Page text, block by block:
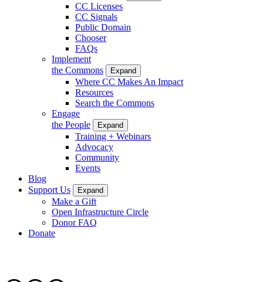
CC Licenses
CC Signals
Public Domain
Chooser
FAQs
Implement
the Commons
Expand
Where CC Makes An Impact
Resources
Search the Commons
Engage
the People
Expand
Training + Webinars
Advocacy
Community
Events
Blog
Support Us
Expand
Make a Gift
Open Infrastructure Circle
Donor FAQ
Donate